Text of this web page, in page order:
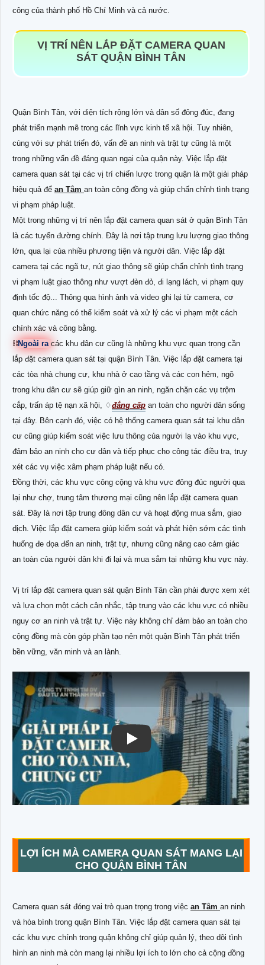
công của thành phố Hồ Chí Minh và cả nước.
VỊ TRÍ NÊN LẮP ĐẶT CAMERA QUAN
SÁT QUẬN BÌNH TÂN
Quận Bình Tân, với diện tích rộng lớn và dân số đông đúc, đang
phát triển mạnh mẽ trong các lĩnh vực kinh tế xã hội. Tuy nhiên,
cùng với sự phát triển đó, vấn đề an ninh và trật tự cũng là một
trong những vấn đề đáng quan ngại của quận này. Việc lắp đặt
camera quan sát tại các vị trí chiến lược trong quận là một giải pháp
hiệu quả để an Tâm an toàn cộng đồng và giúp chấn chỉnh tình trạng
vi phạm pháp luật.
Một trong những vị trí nên lắp đặt camera quan sát ở quận Bình Tân
là các tuyến đường chính. Đây là nơi tập trung lưu lượng giao thông
lớn, qua lại của nhiều phương tiện và người dân. Việc lắp đặt
camera tại các ngã tư, nút giao thông sẽ giúp chấn chỉnh tình trạng
vi phạm luật giao thông như vượt đèn đỏ, đi lạng lách, vi phạm quy
định tốc độ... Thông qua hình ảnh và video ghi lại từ camera, cơ
quan chức năng có thể kiểm soát và xử lý các vi phạm một cách
chính xác và công bằng.
⛓Ngoài ra các khu dân cư cũng là những khu vực quan trọng cần
lắp đặt camera quan sát tại quận Bình Tân. Việc lắp đặt camera tại
các tòa nhà chung cư, khu nhà ở cao tầng và các con hẻm, ngõ
trong khu dân cư sẽ giúp giữ gìn an ninh, ngăn chặn các vụ trộm
cắp, trấn áp tệ nạn xã hội, ♢đẳng cấp an toàn cho người dân sống
tại đây. Bên cạnh đó, việc có hệ thống camera quan sát tại khu dân
cư cũng giúp kiểm soát việc lưu thông của người lạ vào khu vực,
đảm bảo an ninh cho cư dân và tiếp phục cho công tác điều tra, truy
xét các vụ việc xâm phạm pháp luật nếu có.
Đồng thời, các khu vực công cộng và khu vực đông đúc người qua
lại như chợ, trung tâm thương mại cũng nên lắp đặt camera quan
sát. Đây là nơi tập trung đông dân cư và hoạt động mua sắm, giao
dịch. Việc lắp đặt camera giúp kiểm soát và phát hiện sớm các tình
huống đe dọa đến an ninh, trật tự, nhưng cũng nâng cao cảm giác
an toàn của người dân khi đi lại và mua sắm tại những khu vực này.
Vị trí lắp đặt camera quan sát quận Bình Tân cần phải được xem xét
và lựa chọn một cách cân nhắc, tập trung vào các khu vực có nhiều
nguy cơ an ninh và trật tự. Việc này không chỉ đảm bảo an toàn cho
cộng đồng mà còn góp phần tạo nên một quận Bình Tân phát triển
bền vững, văn minh và an lành.
LỢI ÍCH MÀ CAMERA QUAN SÁT MANG LẠI
CHO QUẬN BÌNH TÂN
Camera quan sát đóng vai trò quan trọng trong việc an Tâm an ninh
và hòa bình trong quận Bình Tân. Việc lắp đặt camera quan sát tại
các khu vực chính trong quận không chỉ giúp quản lý, theo dõi tình
hình an ninh mà còn mang lại nhiều lợi ích to lớn cho cả cộng đồng